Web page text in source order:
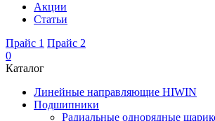
Акции
Статьи
Прайс 1 Прайс 2
0
Каталог
Линейные направляющие HIWIN
Подшипники
Радиальные однорядные